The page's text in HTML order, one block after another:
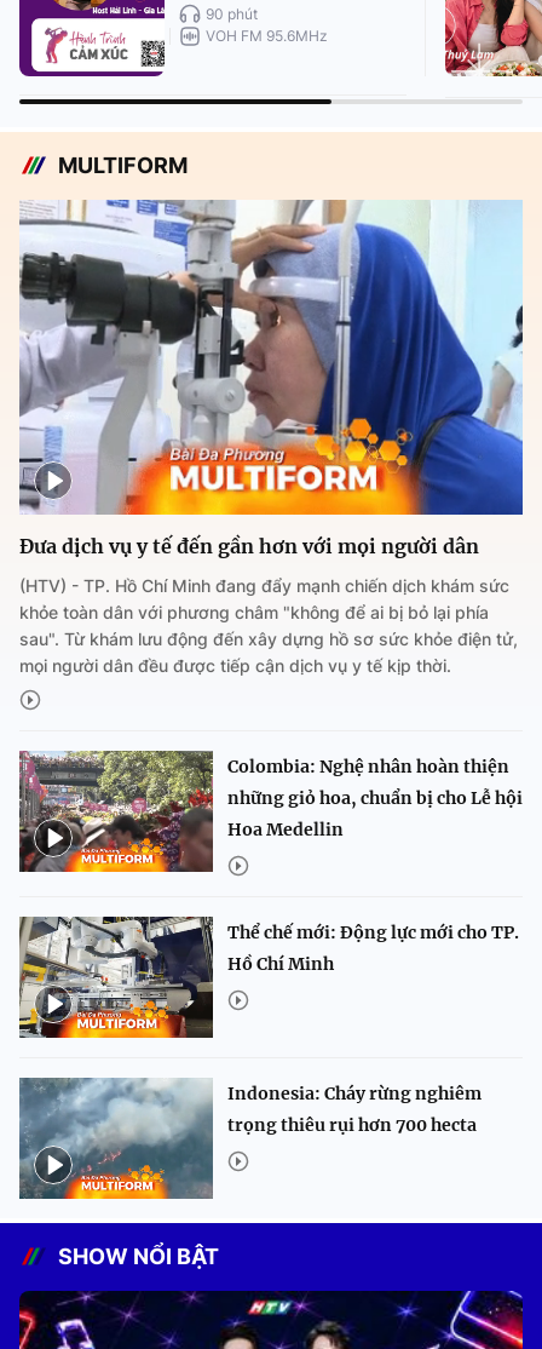
90 phút
VOH FM 95.6MHz
MULTIFORM
Đưa dịch vụ y tế đến gần hơn với mọi người dân
(HTV) - TP. Hồ Chí Minh đang đẩy mạnh chiến dịch khám sức
khỏe toàn dân với phương châm "không để ai bị bỏ lại phía
sau". Từ khám lưu động đến xây dựng hồ sơ sức khỏe điện tử,
mọi người dân đều được tiếp cận dịch vụ y tế kịp thời.
Colombia: Nghệ nhân hoàn thiện
những giỏ hoa, chuẩn bị cho Lễ hội
Hoa Medellin
Thể chế mới: Động lực mới cho TP.
Hồ Chí Minh
Indonesia: Cháy rừng nghiêm
trọng thiêu rụi hơn 700 hecta
SHOW NỔI BẬT